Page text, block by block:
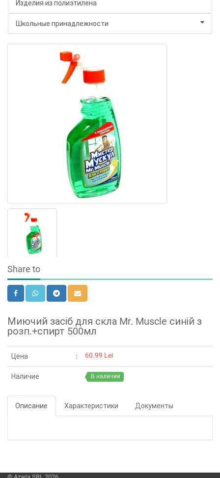
Изделия из полиэтилена
Школьные принадлежности
Share to
Миючий засіб для скла Mr. Muscle синій з
розп.+спирт 500мл
Цена 60.99 Lei
Наличие В наличии
Описание Характеристики Документы